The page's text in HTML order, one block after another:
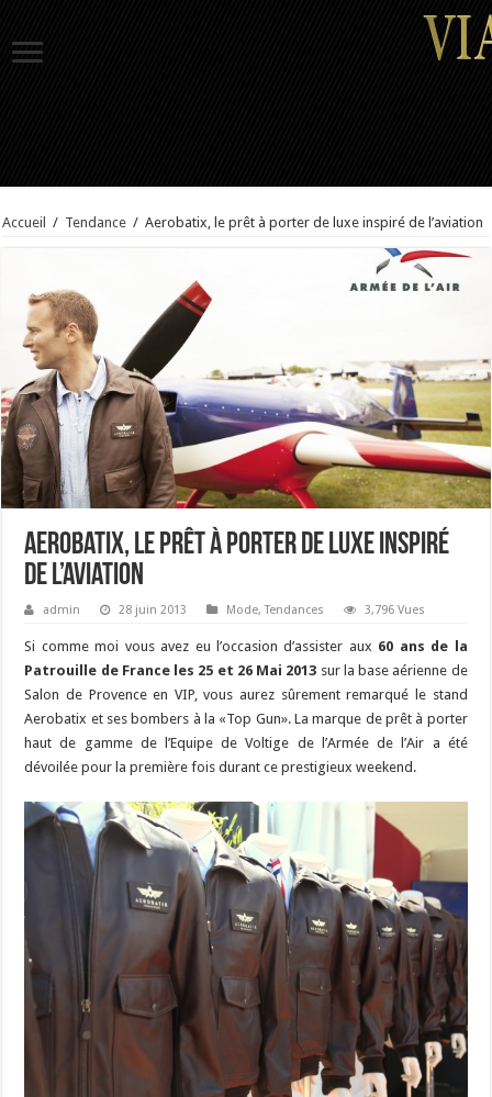
Accueil / Tendance / Aerobatix, le prêt à porter de luxe inspiré de l’aviation
Aerobatix, le prêt à porter de luxe inspiré
de l’aviation
admin 28 juin 2013 Mode,Tendances 3,796 Vues
Si comme moi vous avez eu l’occasion d’assister aux 60 ans de la
Patrouille de France les 25 et 26 Mai 2013 sur la base aérienne de
Salon de Provence en VIP, vous aurez sûrement remarqué le stand
Aerobatix et ses bombers à la «Top Gun». La marque de prêt à porter
haut de gamme de l’Equipe de Voltige de l’Armée de l’Air a été
dévoilée pour la première fois durant ce prestigieux weekend.